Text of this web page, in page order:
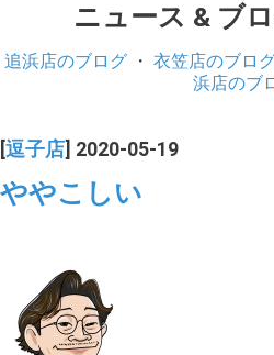
補聴器
ギャラリー
コラム
ニュース & ブロ
追浜店のブログ ・ 衣笠店のブロ
浜店のブ
逗子店 ] 2020-05-19
ややこしい